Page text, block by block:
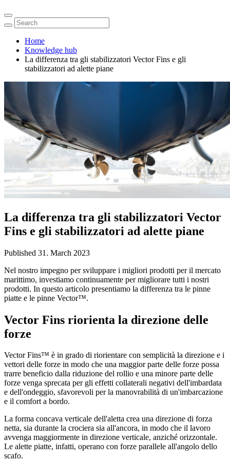
Home
Knowledge hub
La differenza tra gli stabilizzatori Vector Fins e gli
stabilizzatori ad alette piane
La differenza tra gli stabilizzatori Vector
Fins e gli stabilizzatori ad alette piane
Published 31. March 2023
Nel nostro impegno per sviluppare i migliori prodotti per il mercato
marittimo, investiamo continuamente per migliorare tutti i nostri
prodotti. In questo articolo presentiamo la differenza tra le pinne
piatte e le pinne Vector™.
Vector Fins riorienta la direzione delle
forze
Vector Fins™ è in grado di riorientare con semplicità la direzione e i
vettori delle forze in modo che una maggior parte delle forze possa
trarre beneficio dalla riduzione del rollio e una minore parte delle
forze venga sprecata per gli effetti collaterali negativi dell'imbardata
e dell'ondeggio, sfavorevoli per la manovrabilità di un'imbarcazione
e il comfort a bordo.
La forma concava verticale dell'aletta crea una direzione di forza
netta, sia durante la crociera sia all'ancora, in modo che il lavoro
avvenga maggiormente in direzione verticale, anziché orizzontale.
Le alette piatte, infatti, operano con forze parallele all'angolo dello
scafo.